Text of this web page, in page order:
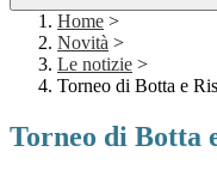
Home >
Novità >
Le notizie >
Torneo di Botta e
Torneo di Botta